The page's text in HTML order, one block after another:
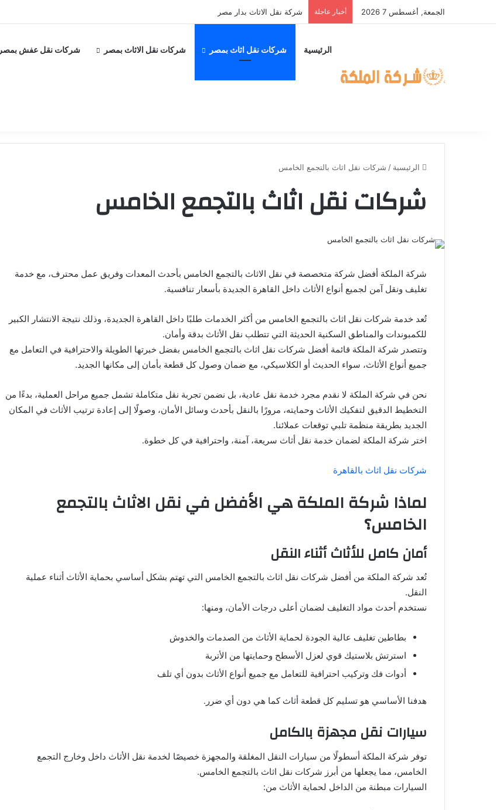
الجمعة, أغسطس 7 2026 أخبار عاجلة
الرئيسية شركات نقل اثاث بمصر شركات نقل الاثاث بمصر شركات نقل عفش بمصر
الرئيسية / شركات نقل اثاث بالتجمع الخامس
شركات نقل اثاث بالتجمع الخامس
شركة الملكة أفضل شركة متخصصة في نقل الاثاث بالتجمع الخامس بأحدث المعدات وفريق عمل محترف، مع خدمة
تغليف ونقل آمن لجميع أنواع الأثاث داخل القاهرة الجديدة بأسعار تنافسية.
تُعد خدمة شركات نقل اثاث بالتجمع الخامس من أكثر الخدمات طلبًا داخل القاهرة الجديدة، وذلك نتيجة الانتشار الكبير
للكمبوندات والمناطق السكنية الحديثة التي تتطلب نقل الأثاث بدقة وأمان.
وتتصدر شركة الملكة قائمة أفضل شركات نقل اثاث بالتجمع الخامس بفضل خبرتها الطويلة والاحترافية في التعامل مع
جميع أنواع الأثاث، سواء الحديث أو الكلاسيكي، مع ضمان وصول كل قطعة بأمان إلى مكانها الجديد.
نحن في شركة الملكة لا نقدم مجرد خدمة نقل عادية، بل نضمن تجربة نقل متكاملة تشمل جميع مراحل العملية، بدءًا من
التخطيط الدقيق لتفكيك الأثاث وحمايته، مرورًا بالنقل بأحدث وسائل الأمان، وصولًا إلى إعادة ترتيب الأثاث في المكان
الجديد بطريقة منظمة تلبي توقعات عملائنا.
اختر شركة الملكة لضمان خدمة نقل أثاث سريعة، آمنة، واحترافية في كل خطوة.
شركات نقل اثاث بالقاهرة
لماذا شركة الملكة هي الأفضل في نقل الاثاث بالتجمع
الخامس؟
أمان كامل للأثاث أثناء النقل
تُعد شركة الملكة من أفضل شركات نقل اثاث بالتجمع الخامس التي تهتم بشكل أساسي بحماية الأثاث أثناء عملية
النقل.
نستخدم أحدث مواد التغليف لضمان أعلى درجات الأمان، ومنها:
بطاطين تغليف عالية الجودة لحماية الأثاث من الصدمات والخدوش
استرتش بلاستيك قوي لعزل الأسطح وحمايتها من الأتربة
أدوات فك وتركيب احترافية للتعامل مع جميع أنواع الأثاث بدون أي تلف
هدفنا الأساسي هو تسليم كل قطعة أثاث كما هي دون أي ضرر.
سيارات نقل مجهزة بالكامل
توفر شركة الملكة أسطولًا من سيارات النقل المغلقة والمجهزة خصيصًا لخدمة نقل الأثاث داخل وخارج التجمع
الخامس، مما يجعلها من أبرز شركات نقل اثاث بالتجمع الخامس.
السيارات مبطنة من الداخل لحماية الأثاث من: